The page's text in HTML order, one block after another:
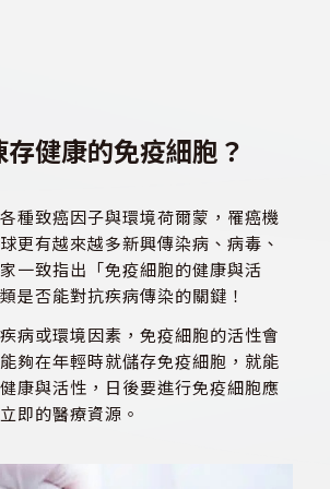
健康的免疫細胞？
種致癌因子與環境荷爾蒙，罹癌機
更有越來越多新興傳染病、病毒、
一致指出「免疫細胞的健康與活
是否能對抗疾病傳染的關鍵！
病或環境因素，免疫細胞的活性會
夠在年輕時就儲存免疫細胞，就能
康與活性，日後要進行免疫細胞應
即的醫療資源。